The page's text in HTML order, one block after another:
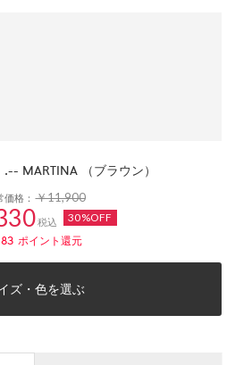
MARTINA （ブラウン）
価格：￥11,900
税込 30%OFF
83 ポイント還元
ズ・色を選ぶ